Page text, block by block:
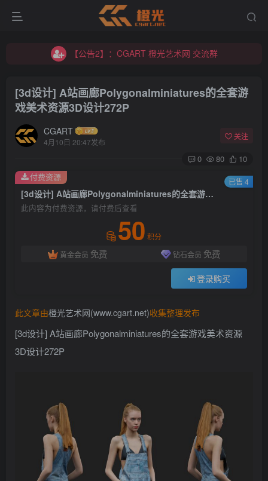
【公告2】：CGART 橙光艺术网 交流群
【公告2】：CGART 橙光艺术网 交流群
[3d设计] A站画廊Polygonalminiatures的全套游
戏美术资源3D设计272P
CGART
4月10日 20:47发布
关注
0 80 10
[3d设计] A站画廊Polygonalminiatures的全套游戏美术资源3D设计272P
此内容为付费资源，请付费后查看
50 积分
黄金会员 免费 钻石会员 免费
登录购买
付费资源 已售 4
此文章由橙光艺术网(www.cgart.net)收集整理发布
[3d设计] A站画廊Polygonalminiatures的全套游戏美术资源
3D设计272P
登录
没有账号？立即注册
用户名/手机号/邮箱
登录密码
找回密码
登录